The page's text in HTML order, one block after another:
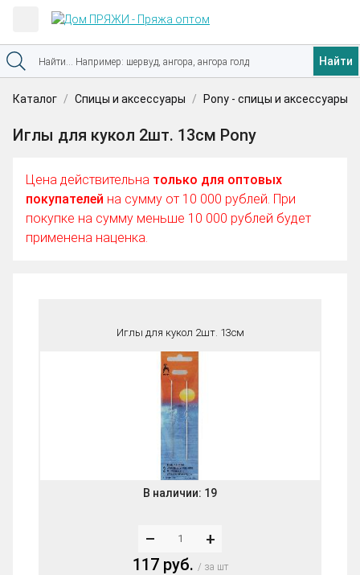
Найти
Каталог Спицы и аксессуары Pony - спицы и аксессуары
Иглы для кукол 2шт. 13см Pony
Цена действительна только для оптовых
покупателей на сумму от 10 000 рублей. При
покупке на сумму меньше 10 000 рублей будет
применена наценка.
Иглы для кукол 2шт. 13см
В наличии: 19
–
+
117 руб.
за шт